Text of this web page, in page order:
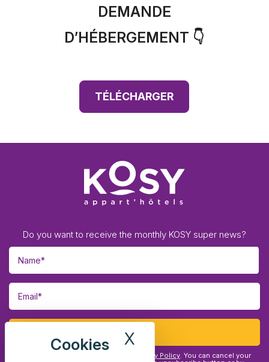
X Hide cookie
DEMANDE
D’HÉBERGEMENT 👇
TÉLÉCHARGER
Do you want to receive the monthly KOSY super news?
Privacy Policy. You can cancel your